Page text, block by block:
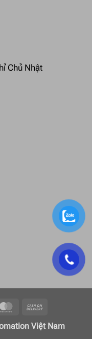
Chủ Nhật
MasterCard
Delivery
Việt Nam